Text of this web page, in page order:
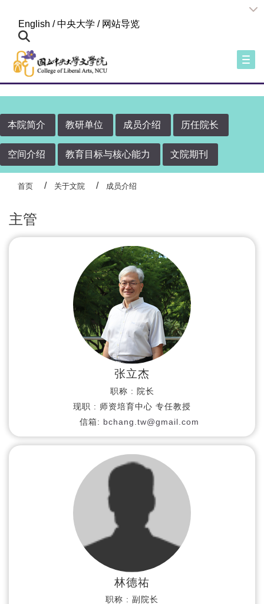
English /中央大学 / 网站导览
本院简介 教研单位 成员介绍 历任院长
空间介绍 教育目标与核心能力 文院期刊
首页 关于文院 成员介绍
主管
张立杰
职称 : 院长
现职 : 师资培育中心 专任教授
信箱: bchang.tw@gmail.com
林德祐
职称 : 副院长